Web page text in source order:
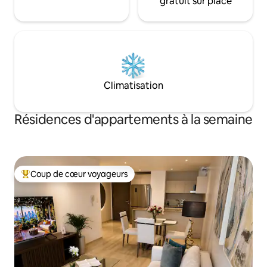
Climatisation
Résidences d'appartements à la semaine
Coups de cœur voyageurs les plus appréciés
Coup de cœur voyageurs